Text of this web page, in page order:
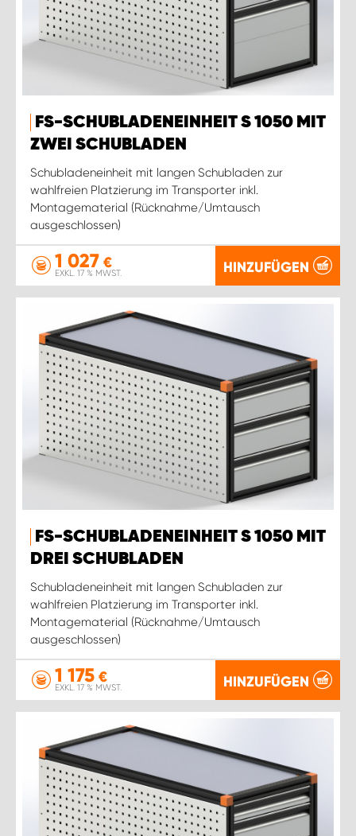
FS-SCHUBLADENEINHEIT S 1050 MIT
ZWEI SCHUBLADEN
Schubladeneinheit mit langen Schubladen zur
wahlfreien Platzierung im Transporter inkl.
Montagematerial (Rücknahme/Umtausch
ausgeschlossen)
1 027 €
EXKL. 17 % MWST. HINZUFÜGEN
FS-SCHUBLADENEINHEIT S 1050 MIT
DREI SCHUBLADEN
Schubladeneinheit mit langen Schubladen zur
wahlfreien Platzierung im Transporter inkl.
Montagematerial (Rücknahme/Umtausch
ausgeschlossen)
1 175 €
EXKL. 17 % MWST. HINZUFÜGEN